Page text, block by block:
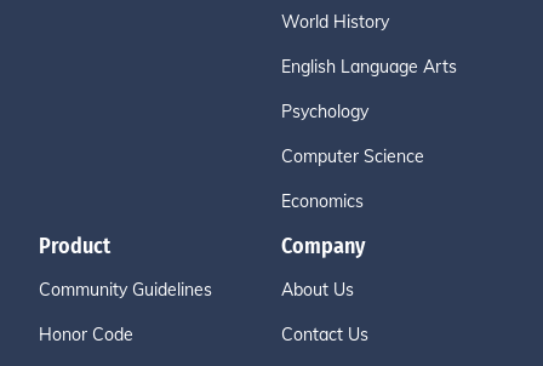
World History
English Language Arts
Psychology
Computer Science
Economics
Product
Community Guidelines
Honor Code
Company
About Us
Contact Us